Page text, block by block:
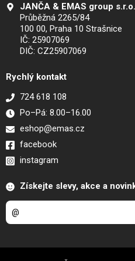
JANČA & EMAS group s.r.o.
Průběžná 2265/84
100 00, Praha 10 Strašnice
IČ: 25907069
DIČ: CZ25907069
Rychlý kontakt
724 618 108
Po–Pá: 8.00–16.00
eshop@emas.cz
facebook
instagram
Získejte slevy, akce a